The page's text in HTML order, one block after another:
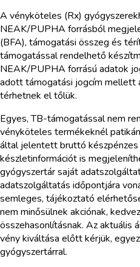
A vényköteles (Rx)
NEAK/PUPHA forrásból
(BFA), támogatási összeg és
támogatással rendelhető
NEAK/PUPHA forrású adatok
adott támogatási jogcím mellett
térhetnek el tőlük.
Egyes, TB-támogatással nem
vényköteles termékeknél
által jelentett bruttó
készletinformációt is
gyógyszertár saját
adatszolgáltatás időpontjára
semleges, tájékoztató
nem minősülnek akciónak,
összehasonlításnak. Az aktuális
vény kiváltása előtt kérjük,
gyógyszertárral.